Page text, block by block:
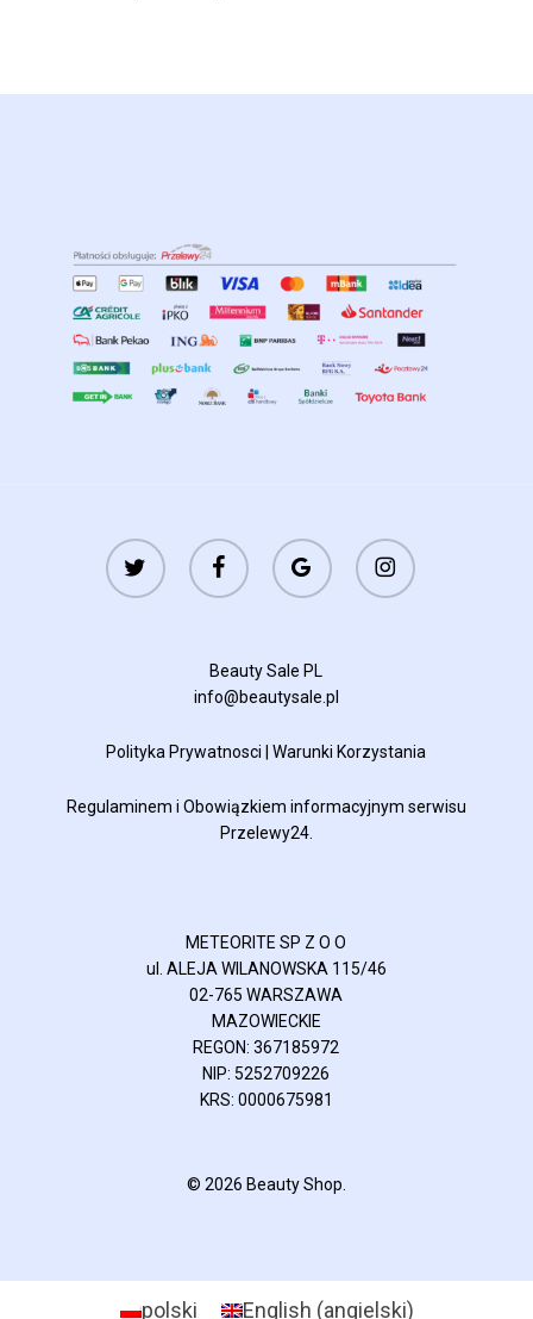
twitter facebook
google-
plus
instagram
Beauty Sale PL
info@beautysale.pl
Polityka Prywatnosci |Warunki Korzystania
Regulaminem i Obowiązkiem informacyjnym serwisu
Przelewy24.
METEORITE SP Z O O
ul. ALEJA WILANOWSKA 115/46
02-765 WARSZAWA
MAZOWIECKIE
REGON: 367185972
NIP: 5252709226
KRS: 0000675981
© 2026 Beauty Shop.
polski English (angielski)